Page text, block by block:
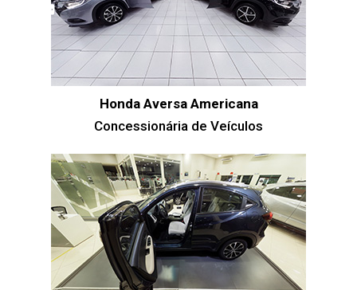
Honda Aversa Americana
Concessionária de Veículos